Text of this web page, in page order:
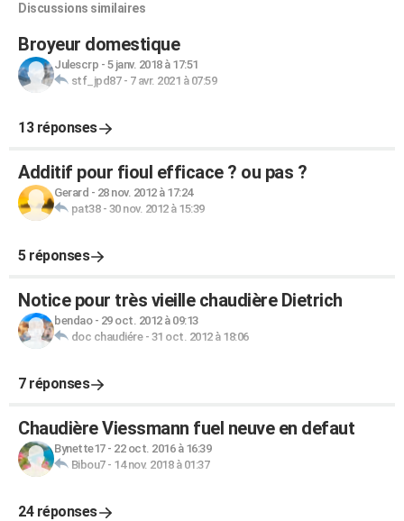
Discussions similaires
Broyeur domestique
Julescrp - 5 janv. 2018 à 17:51
stf_jpd87- 7 avr. 2021 à 07:59
13 réponses
Additif pour fioul efficace ? ou pas ?
Gerard - 28 nov. 2012 à 17:24
pat38- 30 nov. 2012 à 15:39
5 réponses
Notice pour très vieille chaudière Dietrich
bendao- 29 oct. 2012 à 09:13
doc chaudiére- 31 oct. 2012 à 18:06
7 réponses
Chaudière Viessmann fuel neuve en defaut
Bynette17- 22 oct. 2016 à 16:39
Bibou7- 14 nov. 2018 à 01:37
24 réponses